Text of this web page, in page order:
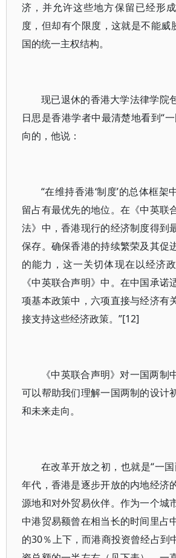
济，并允许这些地方保留已经形
度，但却有个限度，这就是不能威
国的统一主权结构。
现已退休的香港大学法律学院
日思是香港学者中最清楚地看到“
向的，他说：
“在维持香港‘制度’的总体框架
留占有最优先的地位。在《中英联
法》中，香港现行的经济制度得到
保存。确保香港的持续繁荣及其促
的能力，这一关切体现在以经济
《中英联合声明》中。在中国承诺
项基本政策中，六项直接与经济有
接支持这些经济政策。”[12]
《中英联合声明》对一国两制
可以帮助我们理解一国两制的设计
和未来走向。
在改革开放之初，也就是“一
年代，香港是逐步开放的内地经济
源地和对外贸易伙伴。作为一个城
中港贸易额曾在相当长的时间里占
的30％上下，而港商投资曾经占到